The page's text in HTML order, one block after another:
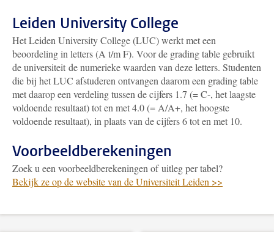
Leiden University College
Het Leiden University College (LUC) werkt met een
beoordeling in letters (A t/m F). Voor de grading table gebruikt
de universiteit de numerieke waarden van deze letters. Studenten
die bij het LUC afstuderen ontvangen daarom een grading table
met daarop een verdeling tussen de cijfers 1.7 (= C-, het laagste
voldoende resultaat) tot en met 4.0 (= A/A+, het hoogste
voldoende resultaat), in plaats van de cijfers 6 tot en met 10.
Voorbeeldberekeningen
Zoek u een voorbeeldberekeningen of uitleg per tabel?
Bekijk ze op de website van de Universiteit Leiden >>